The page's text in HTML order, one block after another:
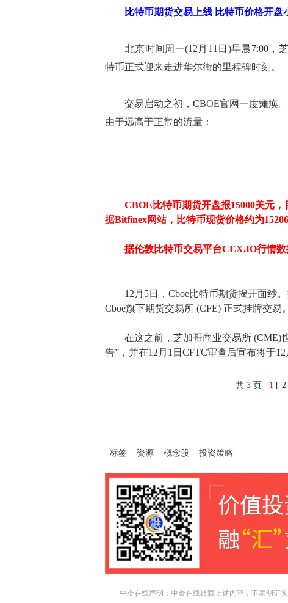
比特币期货交易上线 比特币价格开盘
北京时间周一(12月11日)早晨7:00，芝
特币正式迎来走进华尔街的里程碑时刻。
交易启动之初，CBOE官网一度瘫痪。
由于远高于正常的流量：
CBOE比特币期货开盘报15000美元，
据Bitfinex网站，比特币现货价格约为15206
据伦敦比特币交易平台CEX.IO行情数
12月5日，Cboe比特币期货揭开面纱。
Cboe旗下期货交易所 (CFE) 正式挂牌交易。
在这之前，芝加哥商业交易所 (CME)
告”，并在12月1日CFTC审查后宣布将于
共 3 页 1 [ 2
标签 资源 概念股 投资策略
中金在线声明：中金在线转载上述内容，不表明证